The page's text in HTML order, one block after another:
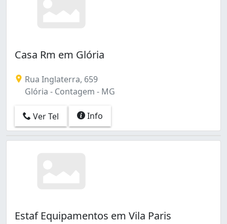
Casa Rm em Glória
Rua Inglaterra, 659
Glória - Contagem - MG
Ver Tel Info
Estaf Equipamentos em Vila Paris